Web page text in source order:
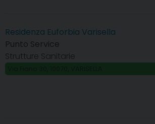
Residenza Euforbia Varisella
Punto Service
Strutture Sanitarie